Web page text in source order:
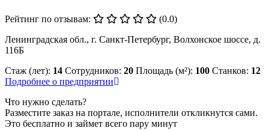
Рейтинг по отзывам:
(0.0)
Ленинградская обл., г. Санкт-Петербург, Волхонское шоссе, д.
116Б
Стаж (лет): 14 Сотрудников: 20 Площадь (м²): 100 Станков: 12
Подробнее о предприятии
Что нужно сделать?
Разместите заказ на портале, исполнители откликнутся сами.
Это бесплатно и займет всего пару минут